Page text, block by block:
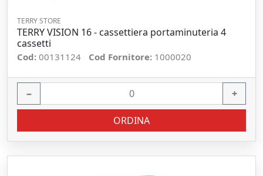
TERRY STORE
TERRY VISION 16 - cassettiera portaminuteria 4
cassetti
Cod: 00131124 Cod Fornitore: 1000020
− +
ORDINA